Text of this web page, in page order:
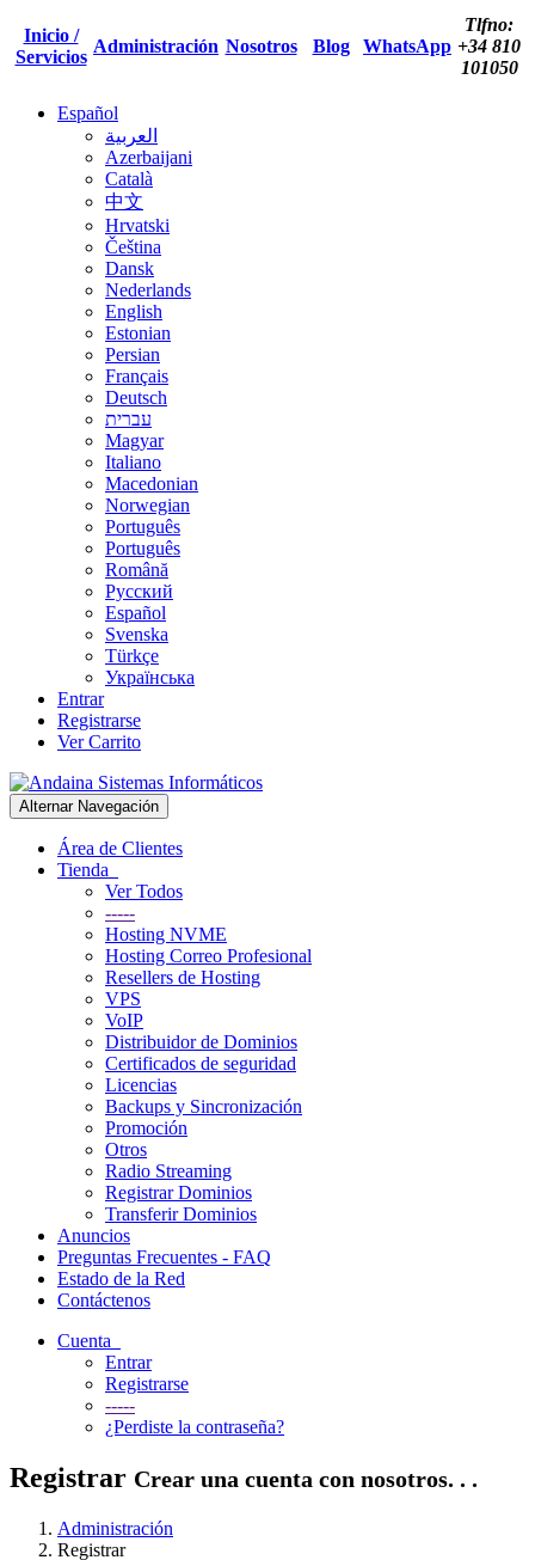
Inicio /
Servicios
Administración Nosotros Blog WhatsApp
Tlfno:
+34 810
101050
Español
العربية
Azerbaijani
Català
中文
Hrvatski
Čeština
Dansk
Nederlands
English
Estonian
Persian
Français
Deutsch
עברית
Magyar
Italiano
Macedonian
Norwegian
Português
Português
Română
Русский
Español
Svenska
Türkçe
Українська
Entrar
Registrarse
Ver Carrito
Alternar Navegación
Área de Clientes
Tienda
Ver Todos
-----
Hosting NVME
Hosting Correo Profesional
Resellers de Hosting
VPS
VoIP
Distribuidor de Dominios
Certificados de seguridad
Licencias
Backups y Sincronización
Promoción
Otros
Radio Streaming
Registrar Dominios
Transferir Dominios
Anuncios
Preguntas Frecuentes - FAQ
Estado de la Red
Contáctenos
Cuenta
Entrar
Registrarse
-----
¿Perdiste la contraseña?
Registrar Crear una cuenta con nosotros. . .
Administración
Registrar